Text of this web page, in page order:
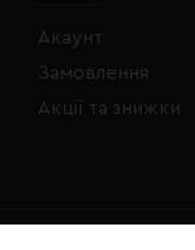
Акаунт
Замовлення
Акції та знижки